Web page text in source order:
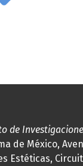
de
de México,
Estéticas,